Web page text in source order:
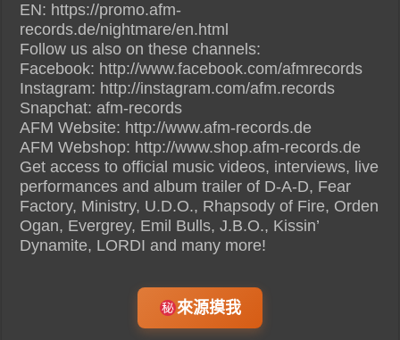
EN: https://promo.afm-
records.de/nightmare/en.html
Follow us also on these channels:
Facebook: http://www.facebook.com/afmrecords
Instagram: http://instagram.com/afm.records
Snapchat: afm-records
AFM Website: http://www.afm-records.de
AFM Webshop: http://www.shop.afm-records.de
Get access to official music videos, interviews, live
performances and album trailer of D-A-D, Fear
Factory, Ministry, U.D.O., Rhapsody of Fire, Orden
Ogan, Evergrey, Emil Bulls, J.B.O., Kissin’
Dynamite, LORDI and many more!
來源摸我